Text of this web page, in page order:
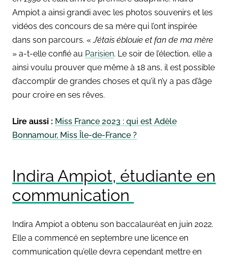
Ampiot a ainsi grandi avec les photos souvenirs et les
vidéos des concours de sa mère qui l’ont inspirée
dans son parcours. «J’étais éblouie et fan de ma mère
» a-t-elle confié au Parisien. Le soir de l’élection, elle a
ainsi voulu prouver que même à 18 ans, il est possible
d’accomplir de grandes choses et qu’il n’y a pas d’âge
pour croire en ses rêves.
Lire aussi : Miss France 2023 : qui est Adèle
Bonnamour, Miss Île-de-France ?
Indira Ampiot, étudiante en
communication
Indira Ampiot a obtenu son baccalauréat en juin 2022.
Elle a commencé en septembre une licence en
communication qu’elle devra cependant mettre en